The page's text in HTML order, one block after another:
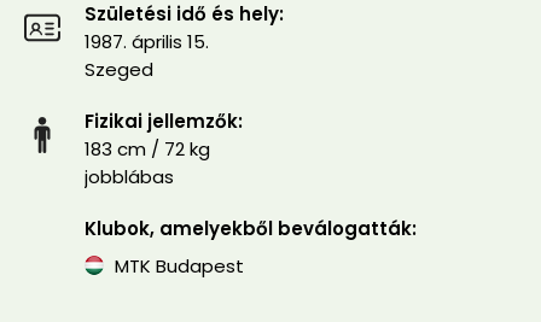
Születési idő és hely:
1987. április 15.
Szeged
Fizikai jellemzők:
183 cm / 72 kg
jobblábas
Klubok, amelyekből beválogatták:
MTK Budapest